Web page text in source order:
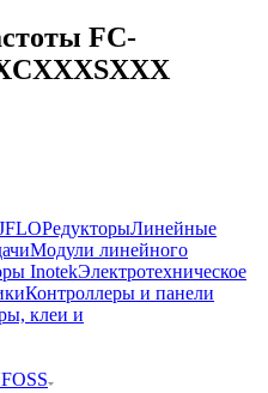
FC-
РедукторыЛинейные
Модули линейного
InotekЭлектротехническое
Контроллеры и панели
клеи и